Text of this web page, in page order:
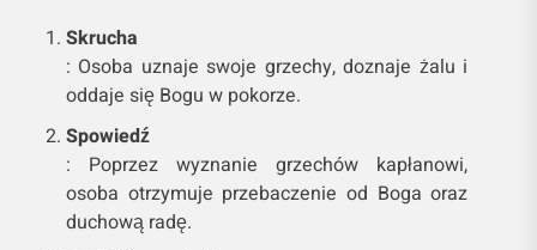
Skrucha
: Osoba uznaje swoje grzechy, doznaje żalu i
oddaje się Bogu w pokorze.
Spowiedź
: Poprzez wyznanie grzechów kapłanowi,
osoba otrzymuje przebaczenie od Boga oraz
duchową radę.